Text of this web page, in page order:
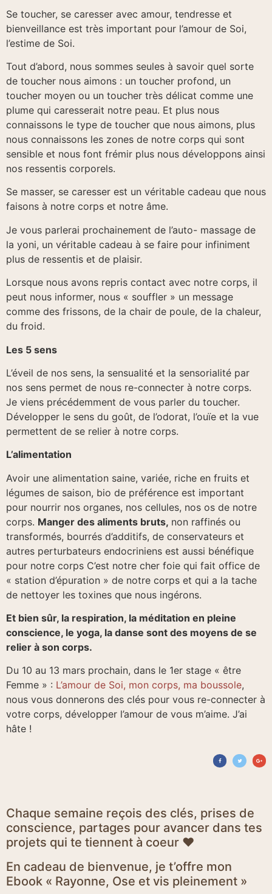
Se toucher, se caresser avec amour, tendresse et
bienveillance est très important pour l’amour de Soi,
l’estime de Soi.
Tout d’abord, nous sommes seules à savoir quel sorte
de toucher nous aimons : un toucher profond, un
toucher moyen ou un toucher très délicat comme une
plume qui caresserait notre peau. Et plus nous
connaissons le type de toucher que nous aimons, plus
nous connaissons les zones de notre corps qui sont
sensible et nous font frémir plus nous développons ainsi
nos ressentis corporels.
Se masser, se caresser est un véritable cadeau que nous
faisons à notre corps et notre âme.
Je vous parlerai prochainement de l’auto- massage de
la yoni, un véritable cadeau à se faire pour infiniment
plus de ressentis et de plaisir.
Lorsque nous avons repris contact avec notre corps, il
peut nous informer, nous « souffler » un message
comme des frissons, de la chair de poule, de la chaleur,
du froid.
Les 5 sens
L’éveil de nos sens, la sensualité et la sensorialité par
nos sens permet de nous re-connecter à notre corps.
Je viens précédemment de vous parler du toucher.
Développer le sens du goût, de l’odorat, l’ouïe et la vue
permettent de se relier à notre corps.
L’alimentation
Avoir une alimentation saine, variée, riche en fruits et
légumes de saison, bio de préférence est important
pour nourrir nos organes, nos cellules, nos os de notre
corps. Manger des aliments bruts, non raffinés ou
transformés, bourrés d’additifs, de conservateurs et
autres perturbateurs endocriniens est aussi bénéfique
pour notre corps C’est notre cher foie qui fait office de
« station d’épuration » de notre corps et qui a la tache
de nettoyer les toxines que nous ingérons.
Et bien sûr, la respiration, la méditation en pleine
conscience, le yoga, la danse sont des moyens de se
relier à son corps.
Du 10 au 13 mars prochain, dans le 1er stage « être
Femme » : L’amour de Soi, mon corps, ma boussole,
nous vous donnerons des clés pour vous re-connecter à
votre corps, développer l’amour de vous m’aime. J’ai
hâte !
Chaque semaine reçois des clés, prises de
conscience, partages pour avancer dans tes
projets qui te tiennent à coeur ♥
En cadeau de bienvenue, je t’offre mon
Ebook « Rayonne, Ose et vis pleinement »